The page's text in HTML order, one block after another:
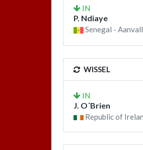
IN
P. Ndiaye
Senegal -
WISSEL
IN
J. O´Brien
Republic of